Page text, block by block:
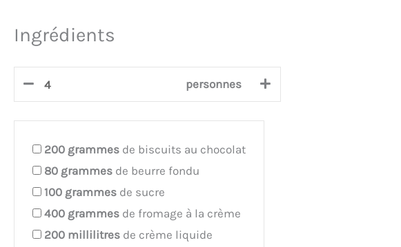
Ingrédients
personnes
200 grammes de biscuits au chocolat
80 grammes de beurre fondu
100 grammes de sucre
400 grammes de fromage à la crème
200 millilitres de crème liquide